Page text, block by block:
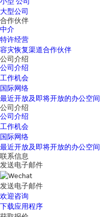
大型公司
合作伙伴
中介
特许经营
容灾恢复渠道合作伙伴
公司介绍
公司介绍
工作机会
国际网络
最近开放及即将开放的办公空间
公司介绍
公司介绍
工作机会
国际网络
最近开放及即将开放的办公空间
联系信息
发送电子邮件
发送电子邮件
欢迎咨询
下载应用程序